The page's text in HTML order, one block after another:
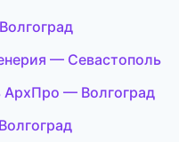
— Севастополь
— Волгоград